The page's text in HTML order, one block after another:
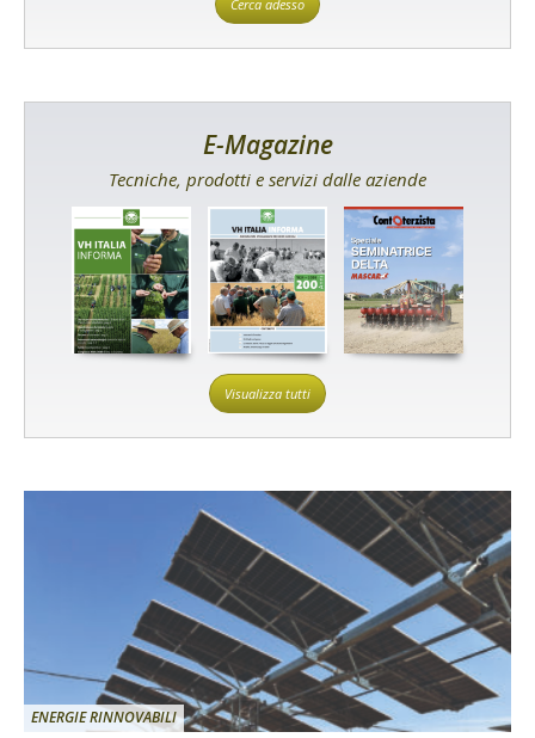
Cerca adesso
E-Magazine
Tecniche, prodotti e servizi dalle aziende
Visualizza tutti
ENERGIE RINNOVABILI